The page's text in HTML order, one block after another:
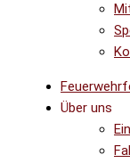
Über uns